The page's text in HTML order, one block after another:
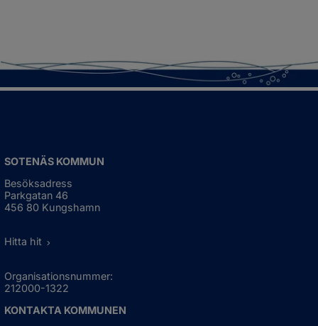
SOTENÄS KOMMUN
Besöksadress
Parkgatan 46
456 80 Kungshamn
Hitta hit
Organisationsnummer:
212000-1322
KONTAKTA KOMMUNEN